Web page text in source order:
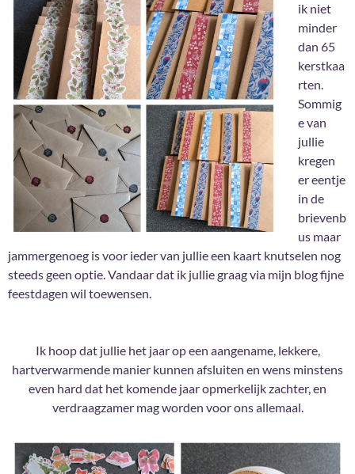
ik niet
minder
dan 65
kerstkaa
rten.
Sommig
e van
jullie
kregen
er eentje
in de
brievenb
us maar
jammergenoeg is voor ieder van jullie een kaart knutselen nog
steeds geen optie. Vandaar dat ik jullie graag via mijn blog fijne
feestdagen wil toewensen.
Ik hoop dat jullie het jaar op een aangename, lekkere,
hartverwarmende manier kunnen afsluiten en wens minstens
even hard dat het komende jaar opmerkelijk zachter, en
verdraagzamer mag worden voor ons allemaal.